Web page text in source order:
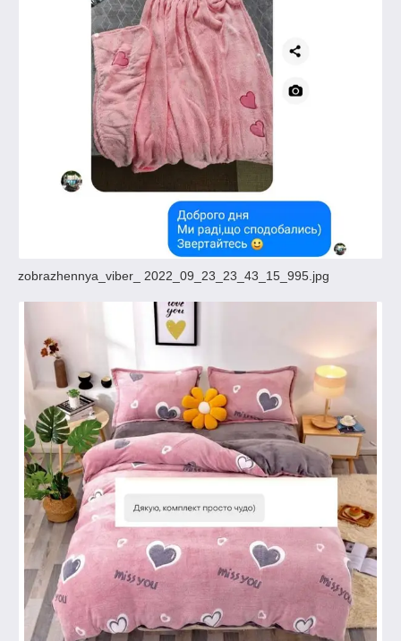
zobrazhennya_viber_ 2022_09_23_23_43_15_995.jpg